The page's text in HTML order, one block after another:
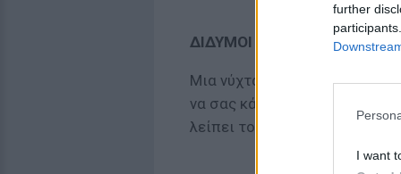
further
I want
ΔΙΔΥΜΟΙ
Μια νύχτα άσχημου ύπνου
να σας κάνει να μην
λείπει το κίνητρο.